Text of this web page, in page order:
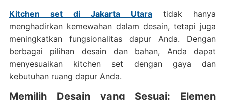
Kitchen set di Jakarta Utara tidak hanya
menghadirkan kemewahan dalam desain, tetapi juga
meningkatkan fungsionalitas dapur Anda. Dengan
berbagai pilihan desain dan bahan, Anda dapat
menyesuaikan kitchen set dengan gaya dan
kebutuhan ruang dapur Anda.
Memilih Desain yang Sesuai: Elemen